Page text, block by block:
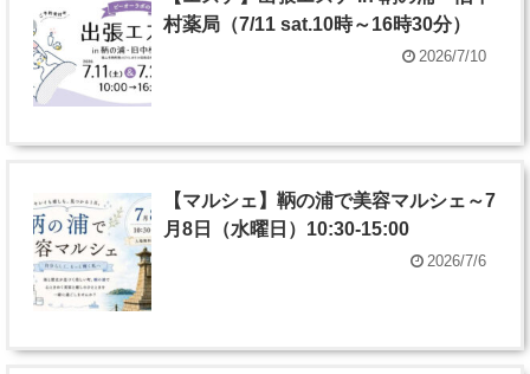
村薬局（7/11 sat.10時～16時30分）
2026/7/10
【マルシェ】鞆の浦で美容マルシェ～7
月8日（水曜日）10:30-15:00
2026/7/6